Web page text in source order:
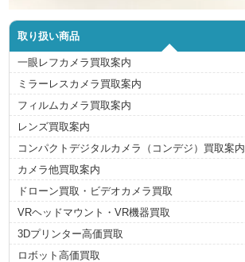
取り扱い商品
一眼レフカメラ買取案内
ミラーレスカメラ買取案内
フィルムカメラ買取案内
レンズ買取案内
コンパクトデジタルカメラ（コンデジ）買取案内
カメラ他買取案内
ドローン買取・ビデオカメラ買取
VRヘッドマウント・VR機器買取
3Dプリンター高価買取
ロボット高価買取